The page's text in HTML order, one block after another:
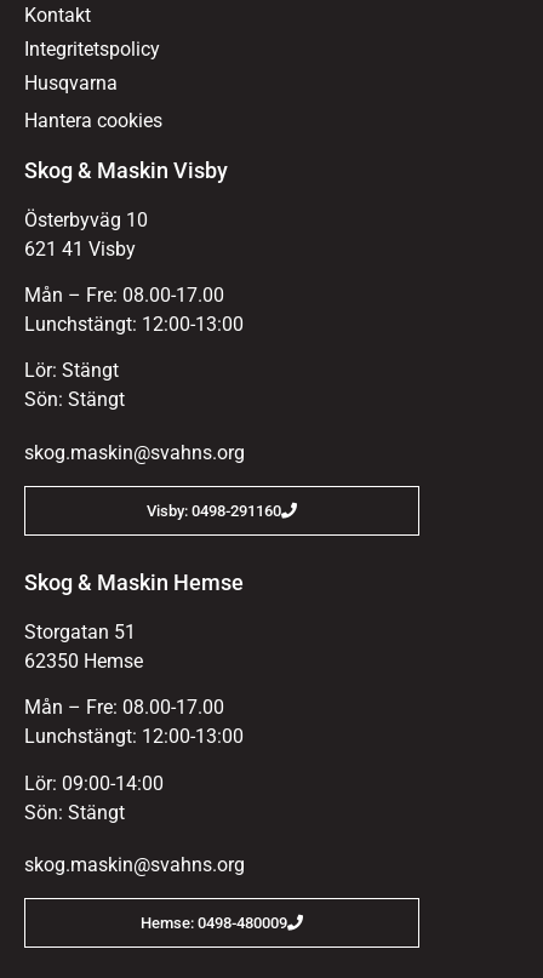
Kontakt
Integritetspolicy
Husqvarna
Hantera cookies
Skog & Maskin Visby
Österbyväg 10
621 41 Visby
Mån – Fre: 08.00-17.00
Lunchstängt: 12:00-13:00
Lör: Stängt
Sön: Stängt
skog.maskin@svahns.org
Visby: 0498-291160
Skog & Maskin Hemse
Storgatan 51
62350 Hemse
Mån – Fre: 08.00-17.00
Lunchstängt: 12:00-13:00
Lör: 09:00-14:00
Sön: Stängt
skog.maskin@svahns.org
Hemse: 0498-480009